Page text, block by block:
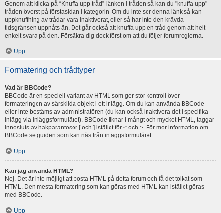
Genom att klicka på “Knuffa upp tråd”-länken i tråden så kan du "knuffa upp"
tråden överst på förstasidan i kategorin. Om du inte ser denna länk så kan
uppknuffning av trådar vara inaktiverat, eller så har inte den krävda
tidsgränsen uppnåts än. Det går också att knuffa upp en tråd genom att helt
enkelt svara på den. Försäkra dig dock först om att du följer forumreglerna.
Upp
Formatering och trådtyper
Vad är BBCode?
BBCode är en speciell variant av HTML som ger stor kontroll över
formateringen av särskilda objekt i ett inlägg. Om du kan använda BBCode
eller inte bestäms av administratören (du kan också inaktivera det i specifika
inlägg via inläggsformuläret). BBCode liknar i mångt och mycket HTML, taggar
innesluts av hakparanteser [ och ] istället för < och >. För mer information om
BBCode se guiden som kan nås från inläggsformuläret.
Upp
Kan jag använda HTML?
Nej. Det är inte möjligt att posta HTML på detta forum och få det tolkat som
HTML. Den mesta formatering som kan göras med HTML kan istället göras
med BBCode.
Upp